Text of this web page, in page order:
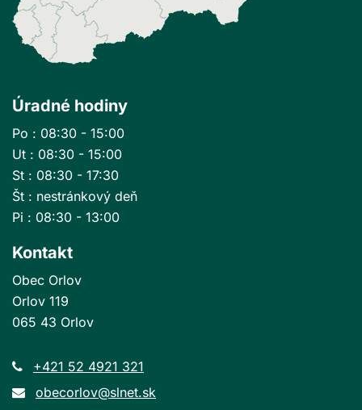
Úradné hodiny
Po : 08:30 - 15:00
Ut : 08:30 - 15:00
St : 08:30 - 17:30
Št : nestránkový deň
Pi : 08:30 - 13:00
Kontakt
Obec Orlov
Orlov 119
065 43 Orlov
+421 52 4921 321
obecorlov@slnet.sk